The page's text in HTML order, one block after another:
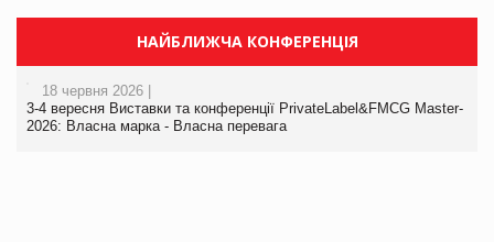
НАЙБЛИЖЧА КОНФЕРЕНЦІЯ
18 червня 2026 |
3-4 вересня Виставки та конференції PrivateLabel&FMCG Master-
2026: Власна марка - Власна перевага